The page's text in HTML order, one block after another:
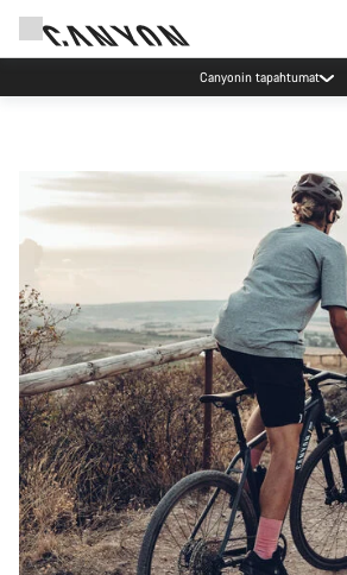
Tilaa Canyonin uutiskirje ja säästä